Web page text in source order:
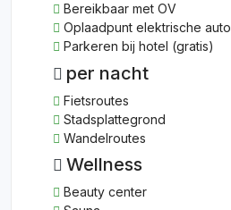
Bereikbaar met OV
Oplaadpunt elektrische auto
Parkeren bij hotel (gratis)
per nacht
Fietsroutes
Stadsplattegrond
Wandelroutes
Wellness
Beauty center